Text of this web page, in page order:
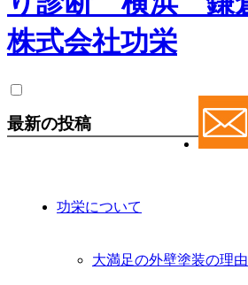
功栄について
大満足の外壁塗装の理由
最新の投稿